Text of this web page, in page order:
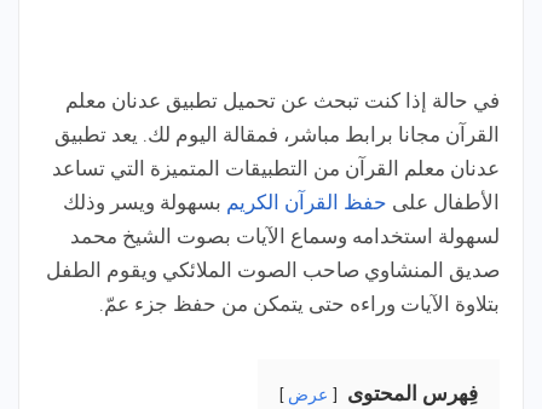
في حالة إذا كنت تبحث عن تحميل تطبيق عدنان معلم
القرآن مجانا برابط مباشر، فمقالة اليوم لك. يعد تطبيق
عدنان معلم القرآن من التطبيقات المتميزة التي تساعد
الأطفال على حفظ القرآن الكريم بسهولة ويسر وذلك
لسهولة استخدامه وسماع الآيات بصوت الشيخ محمد
صديق المنشاوي صاحب الصوت الملائكي ويقوم الطفل
بتلاوة الآيات وراءه حتى يتمكن من حفظ جزء عمّ.
فِهرس المحتوى عرض